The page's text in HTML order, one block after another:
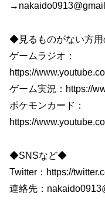
◆見るものがない方
ゲームラジオ：
https://
ゲーム実況：https://
ポケモンカード：
https://
◆SNSなど◆
Twitter：https://
連絡先：